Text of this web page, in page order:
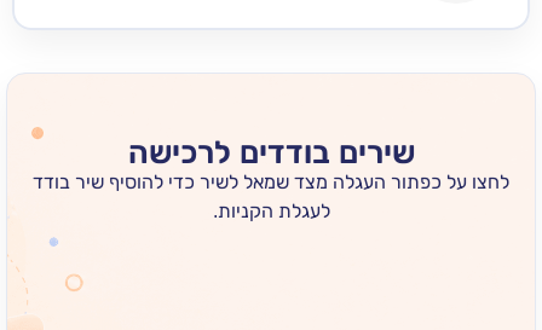
שירים בודדים לרכישה
כפתור העגלה מצד שמאל לשיר כדי להוסיף שיר בודד
לעגלת הקניות.